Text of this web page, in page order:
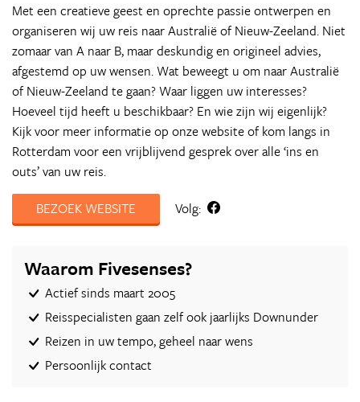
Met een creatieve geest en oprechte passie ontwerpen en
organiseren wij uw reis naar Australië of Nieuw-Zeeland. Niet
zomaar van A naar B, maar deskundig en origineel advies,
afgestemd op uw wensen. Wat beweegt u om naar Australië
of Nieuw-Zeeland te gaan? Waar liggen uw interesses?
Hoeveel tijd heeft u beschikbaar? En wie zijn wij eigenlijk?
Kijk voor meer informatie op onze website of kom langs in
Rotterdam voor een vrijblijvend gesprek over alle ‘ins en
outs’ van uw reis.
BEZOEK WEBSITE
Volg:
Waarom Fivesenses?
Actief sinds maart 2005
Reisspecialisten gaan zelf ook jaarlijks Downunder
Reizen in uw tempo, geheel naar wens
Persoonlijk contact